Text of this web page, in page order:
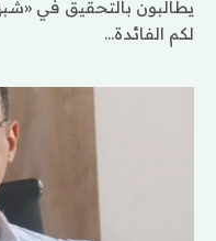
يطالبون بالتحقيق في
لكم الفائدة…